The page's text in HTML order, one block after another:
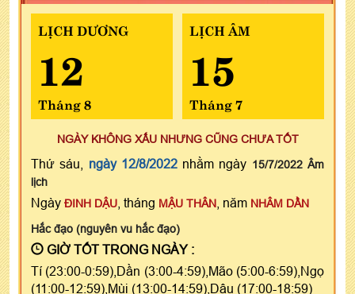
LỊCH DƯƠNG
12
Tháng 8
LỊCH ÂM
15
Tháng 7
NGÀY KHÔNG XẤU NHƯNG CŨNG CHƯA TỐT
Thứ sáu, ngày 12/8/2022nhằm ngày 15/7/2022 Âm
lịch
Ngày ĐINH DẬU , tháng MẬU THÂN , năm NHÂM DẦN
Hắc đạo (nguyên vu hắc đạo)
GIỜ TỐT TRONG NGÀY :
Tí (23:00-0:59),Dần (3:00-4:59),Mão (5:00-6:59),Ngọ
(11:00-12:59),Mùi (13:00-14:59),Dậu (17:00-18:59)